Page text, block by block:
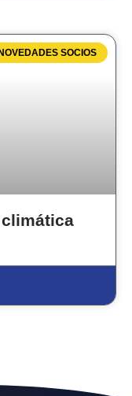
NOVEDADES SOCIOS